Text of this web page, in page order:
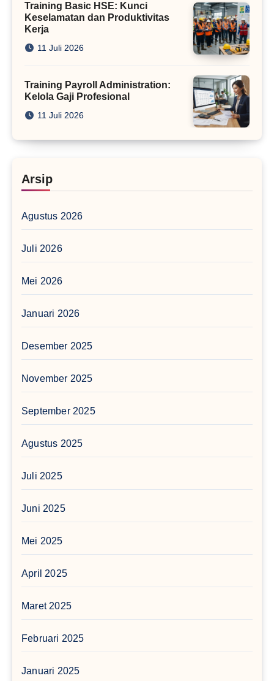
Training Basic HSE: Kunci
Keselamatan dan Produktivitas
Kerja
11 Juli 2026
Training Payroll Administration:
Kelola Gaji Profesional
11 Juli 2026
Arsip
Agustus 2026
Juli 2026
Mei 2026
Januari 2026
Desember 2025
November 2025
September 2025
Agustus 2025
Juli 2025
Juni 2025
Mei 2025
April 2025
Maret 2025
Februari 2025
Januari 2025